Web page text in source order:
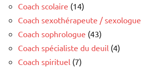
Coach scolaire (14)
Coach sexothérapeute / sexologue
Coach sophrologue (43)
Coach spécialiste du deuil (4)
Coach spirituel (7)